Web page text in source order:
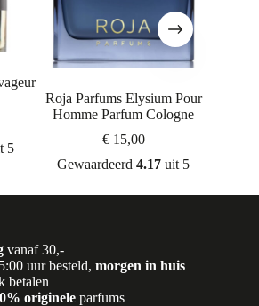
5
Roja Parfums Elysium Pour
Homme Parfum Cologne
€15,00
Gewaardeerd4.17 uit 5
vanaf 30,-
uur besteld, morgen in huis
betalen
originele parfums